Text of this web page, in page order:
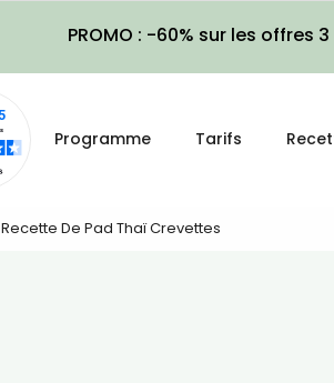
PROMO : -60% sur les offres
Programme Tarifs
Recette De Pad Thaï Crevettes